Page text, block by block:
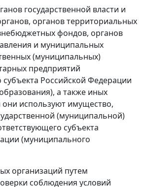
государственной власти и
органов территориальных
фондов, органов
и муниципальных
(муниципальных)
предприятий
субъекта Российской Федерации
а также иных
они используют имущество,
(муниципальной)
субъекта
(муниципального
организаций путем
соблюдения условий